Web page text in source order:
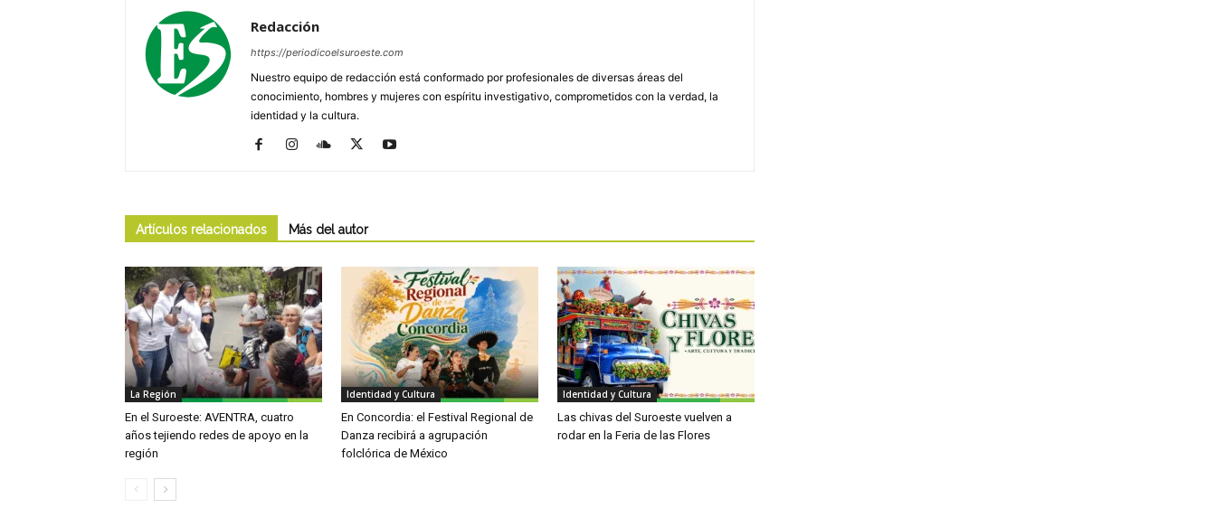
Redacción
https://periodicoelsuroeste.com
Nuestro equipo de redacción está conformado por profesionales de diversas áreas del
conocimiento, hombres y mujeres con espíritu investigativo, comprometidos con la verdad, la
identidad y la cultura.
Artículos relacionados Más del autor
La Región
En el Suroeste: AVENTRA, cuatro
años tejiendo redes de apoyo en la
región
Identidad y Cultura
En Concordia: el Festival Regional de
Danza recibirá a agrupación
folclórica de México
Identidad y Cultura
Las chivas del Suroeste vuelven a
rodar en la Feria de las Flores